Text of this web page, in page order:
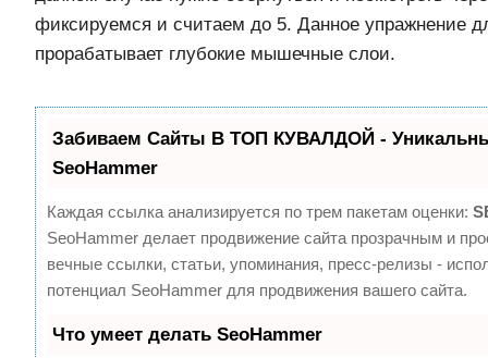
фиксируемся и считаем до 5. Данное упражнение
прорабатывает глубокие мышечные слои.
Забиваем Сайты В ТОП КУВАЛДОЙ -
SeoHammer
Каждая ссылка анализируется по трем пакетам оценки:
SeoHammer делает продвижение сайта прозрачным и
вечные ссылки, статьи, упоминания, пресс-релизы -
потенциал SeoHammer для продвижения вашего сайта.
Что умеет делать SeoHammer